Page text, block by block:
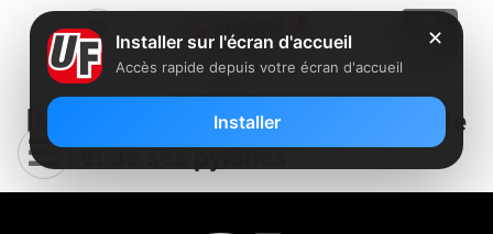
[MàJ] Altice étudierait la vente de
SFR et de ses pylônes
✕
Installer sur l'écran d'accueil
Accès rapide depuis votre écran d'accueil
Installer